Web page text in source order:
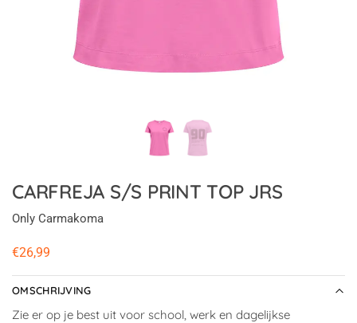
CARFREJA S/S PRINT TOP JRS
Only Carmakoma
€26,99
OMSCHRIJVING
Zie er op je best uit voor school, werk en dagelijkse